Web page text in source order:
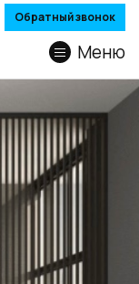
Обратный звонок
Меню